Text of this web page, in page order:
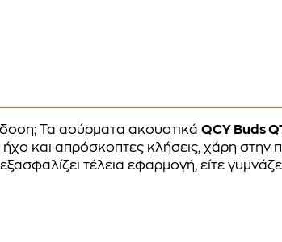
Τα ασύρματα ακουστικά QCY Buds
και απρόσκοπτες κλήσεις, χάρη στην
τέλεια εφαρμογή, είτε